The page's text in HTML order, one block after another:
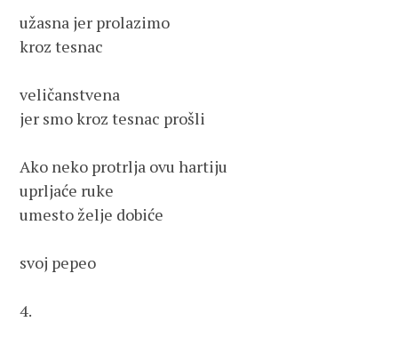
užasna jer prolazimo
kroz tesnac
veličanstvena
jer smo kroz tesnac prošli
Ako neko protrlja ovu hartiju
uprljaće ruke
umesto želje dobiće
svoj pepeo
4.